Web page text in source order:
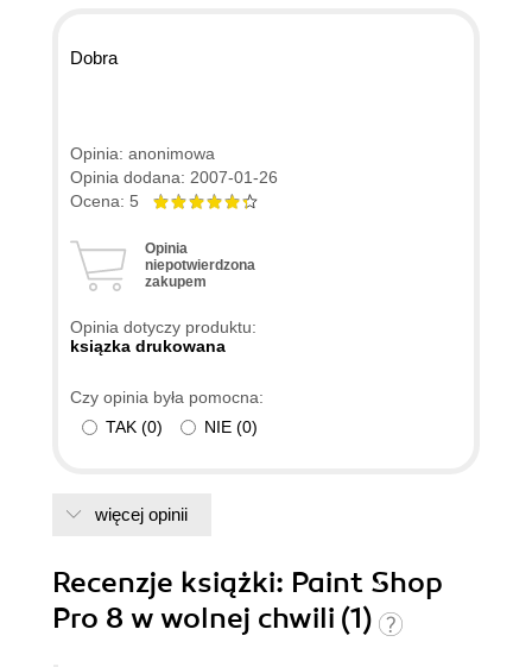
Dobra
Opinia: anonimowa
Opinia dodana: 2007-01-26
Ocena: 5
Opinia
niepotwierdzona
zakupem
Opinia dotyczy produktu:
ksiązka drukowana
Czy opinia była pomocna:
TAK (0) NIE (0)
więcej opinii
Recenzje książki: Paint Shop
Pro 8 w wolnej chwili (1)